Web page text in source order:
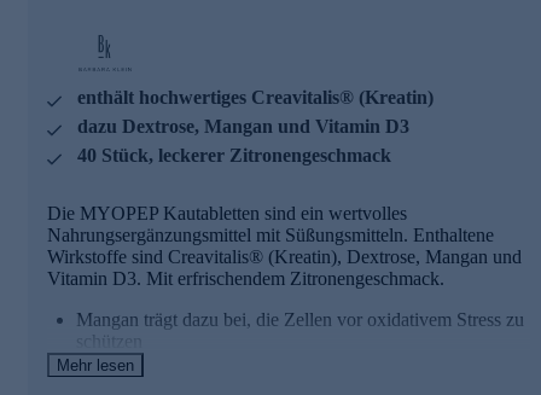
Kunden*innen durch Fitness, Ideen rund um den Bereich
Gesundheit & natürliche Schönheit sowie durch viele kleine
Helferlein im Bereich der Nahrungsergänzung. BK Fashion
- ihre funktionale Sportmode - rundet die Marke ab.
Nutzen Sie die Gelegenheit und bestellen jetzt bequem
online.
enthält hochwertiges Creavitalis® (Kreatin)
dazu Dextrose, Mangan und Vitamin D3
40 Stück, leckerer Zitronengeschmack
Die MYOPEP Kautabletten sind ein wertvolles
Nahrungsergänzungsmittel mit Süßungsmitteln. Enthaltene
Wirkstoffe sind Creavitalis® (Kreatin), Dextrose, Mangan und
Vitamin D3. Mit erfrischendem Zitronengeschmack.
Mangan trägt dazu bei, die Zellen vor oxidativem Stress zu
schützen
Mehr lesen